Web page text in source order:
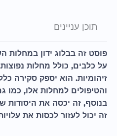
תוכן עניינים
פוסט זה בבלוג ידון במחלות
על כלבים, כולל מחלות
זיהומיות. הוא יספק סקירה
והטיפולים למחלות אלו, כמו
בנוסף, זה יכסה את היסודות
זה יכול לעזור לכסות את